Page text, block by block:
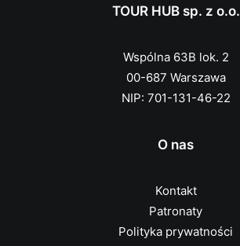
TOUR HUB sp. z o.o.
Wspólna 63B lok. 2
00-687 Warszawa
NIP: 701-131-46-22
O nas
Kontakt
Patronaty
Polityka prywatności